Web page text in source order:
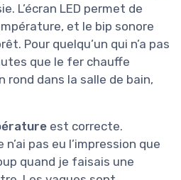
L’écran LED permet de
et le bip sonore
Pour quelqu’un qui n’a pas
que le fer chauffe
rond dans la salle de bain,
est correcte.
pas eu l’impression que
quand je faisais une